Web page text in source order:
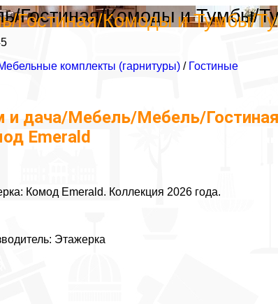
Гостиная/Комоды и Тумбы/
Гостиная/Комоды и Тумбы/
комплекты (гарнитуры) / Гостиные
и дача/Мебель/Мебель/
Emerald
Комод Emerald. Коллекция 2026 года.
Этажерка